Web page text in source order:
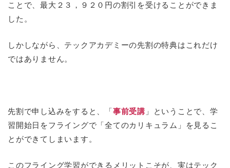
ことで、最大２３，９２０円の割引を受けることができま
した。
しかしながら、テックアカデミーの先割の特典はこれだけ
ではありません。
先割で申し込みをすると、「事前受講 」ということで、学
習開始日をフライングで「全てのカリキュラム」を見るこ
とができてしまいます。
このフライング学習ができるメリットこそが、実はテック